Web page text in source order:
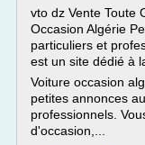
vto dz Vente Toute
Occasion Algérie
particuliers et
est un site dédié à
Voiture occasion
petites annonces
professionnels.
d'occasion,...